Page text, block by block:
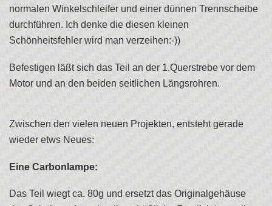
normalen Winkelschleifer und einer dünnen Trennscheibe
durchführen. Ich denke die diesen kleinen
Schönheitsfehler wird man verzeihen:-))
Befestigen läßt sich das Teil an der 1.Querstrebe vor dem
Motor und an den beiden seitlichen Längsrohren.
Zwischen den vielen neuen Projekten, entsteht gerade
wieder etws Neues:
Eine Carbonlampe:
Das Teil wiegt ca. 80g und ersetzt das Originalgehäuse